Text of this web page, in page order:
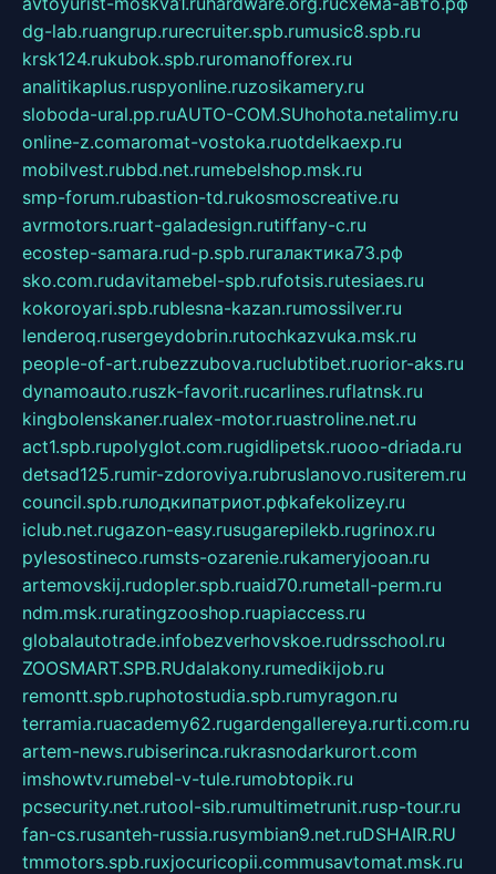
dg-lab.ruangrup.rurecruiter.spb.rumusic8.spb.ru
krsk124.rukubok.spb.ruromanofforex.ru
analitikaplus.ruspyonline.ruzosikamery.ru
sloboda-ural.pp.ruAUTO-COM.SUhohota.netalimy.ru
online-z.comaromat-vostoka.ruotdelkaexp.ru
mobilvest.rubbd.net.rumebelshop.msk.ru
smp-forum.rubastion-td.rukosmoscreative.ru
avrmotors.ruart-galadesign.rutiffany-c.ru
ecostep-samara.rud-p.spb.ruгалактика73.рф
sko.com.rudavitamebel-spb.rufotsis.rutesiaes.ru
kokoroyari.spb.rublesna-kazan.rumossilver.ru
lenderoq.rusergeydobrin.rutochkazvuka.msk.ru
people-of-art.rubezzubova.ruclubtibet.ruorior-aks.ru
dynamoauto.ruszk-favorit.rucarlines.ruflatnsk.ru
kingbolenskaner.rualex-motor.ruastroline.net.ru
act1.spb.rupolyglot.com.rugidlipetsk.ruooo-driada.ru
detsad125.rumir-zdoroviya.rubruslanovo.rusiterem.ru
council.spb.ruлодкипатриот.рфkafekolizey.ru
iclub.net.rugazon-easy.rusugarepilekb.rugrinox.ru
pylesostineco.rumsts-ozarenie.rukameryjooan.ru
artemovskij.rudopler.spb.ruaid70.rumetall-perm.ru
ndm.msk.ruratingzooshop.ruapiaccess.ru
globalautotrade.infobezverhovskoe.rudrsschool.ru
ZOOSMART.SPB.RUdalakony.rumedikijob.ru
remontt.spb.ruphotostudia.spb.rumyragon.ru
terramia.ruacademy62.rugardengallereya.rurti.com.ru
artem-news.rubiserinca.rukrasnodarkurort.com
imshowtv.rumebel-v-tule.rumobtopik.ru
pcsecurity.net.rutool-sib.rumultimetrunit.rusp-tour.ru
fan-cs.rusanteh-russia.rusymbian9.net.ruDSHAIR.RU
tmmotors.spb.ruxjocuricopii.commusavtomat.msk.ru